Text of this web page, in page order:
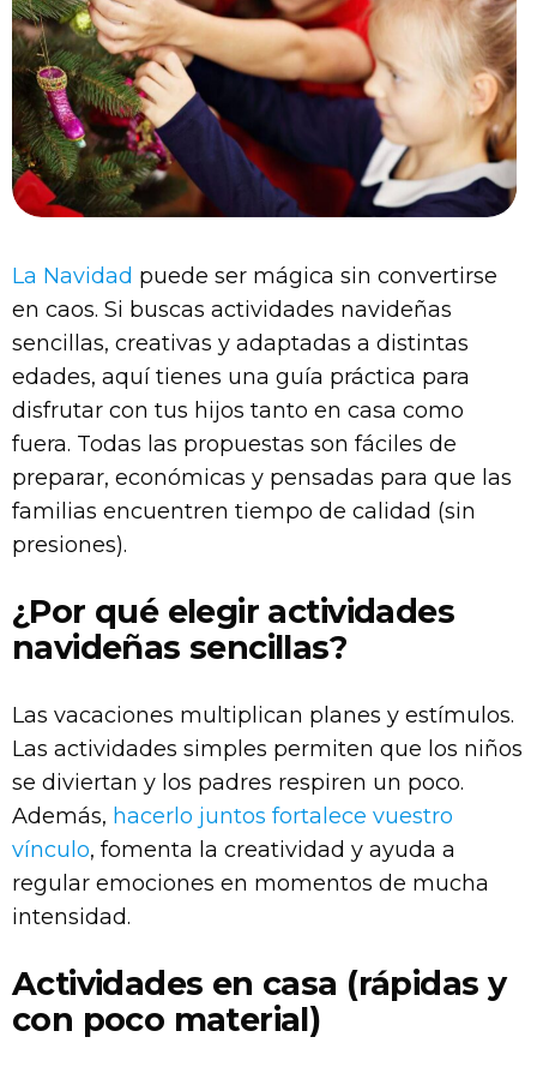
La Navidad puede ser mágica sin convertirse
en caos. Si buscas actividades navideñas
sencillas, creativas y adaptadas a distintas
edades, aquí tienes una guía práctica para
disfrutar con tus hijos tanto en casa como
fuera. Todas las propuestas son fáciles de
preparar, económicas y pensadas para que las
familias encuentren tiempo de calidad (sin
presiones).
¿Por qué elegir actividades
navideñas sencillas?
Las vacaciones multiplican planes y estímulos.
Las actividades simples permiten que los niños
se diviertan y los padres respiren un poco.
Además, hacerlo juntos fortalece vuestro
vínculo, fomenta la creatividad y ayuda a
regular emociones en momentos de mucha
intensidad.
Actividades en casa (rápidas y
con poco material)